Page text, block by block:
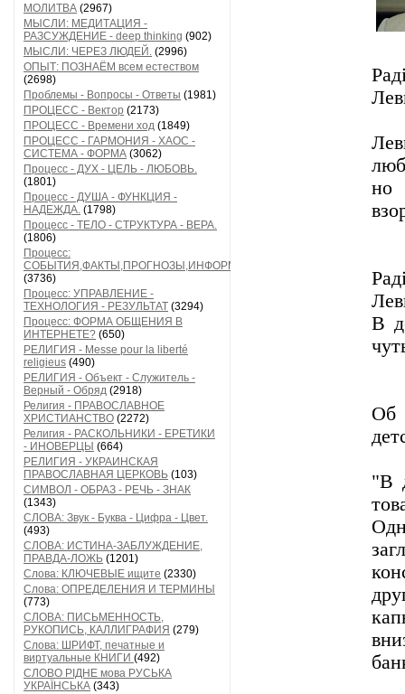
МОЛИТВА (2967)
МЫСЛИ: МЕДИТАЦИЯ -
РАЗСУЖДЕНИЕ - deep thinking (902)
МЫСЛИ: ЧЕРЕЗ ЛЮДЕЙ. (2996)
ОПЫТ: ПОЗНАЁМ всем естеством
(2698)
Проблемы - Вопросы - Ответы (1981)
ПРОЦЕСС - Вектор (2173)
ПРОЦЕСС - Времени ход (1849)
ПРОЦЕСС - ГАРМОНИЯ - ХАОС -
СИСТЕМА - ФОРМА (3062)
Процесс - ДУХ - ЦЕЛЬ - ЛЮБОВЬ.
(1801)
Процесс - ДУША - ФУНКЦИЯ -
НАДЕЖДА. (1798)
Процесс - ТЕЛО - СТРУКТУРА - ВЕРА.
(1806)
Процесс:
СОБЫТИЯ,ФАКТЫ,ПРОГНОЗЫ,ИНФОРМАЦИЯ
(3736)
Процесс: УПРАВЛЕНИЕ -
ТЕХНОЛОГИЯ - РЕЗУЛЬТАТ (3294)
Процесс: ФОРМА ОБЩЕНИЯ В
ИНТЕРНЕТЕ? (650)
РЕЛИГИЯ - Messe pour la liberté
religieus (490)
РЕЛИГИЯ - Объект - Служитель -
Верный - Обряд (2918)
Религия - ПРАВОСЛАВНОЕ
ХРИСТИАНСТВО (2272)
Религия - РАСКОЛЬНИКИ - ЕРЕТИКИ
- ИНОВЕРЦЫ (664)
РЕЛИГИЯ - УКРАИНСКАЯ
ПРАВОСЛАВНАЯ ЦЕРКОВЬ (103)
СИМВОЛ - ОБРАЗ - РЕЧЬ - ЗНАК
(1343)
СЛОВА: Звук - Буква - Цифра - Цвет.
(493)
СЛОВА: ИСТИНА-ЗАБЛУЖДЕНИЕ,
ПРАВДА-ЛОЖЬ (1201)
Слова: КЛЮЧЕВЫЕ ищите (2330)
Слова: ОПРЕДЕЛЕНИЯ И ТЕРМИНЫ
(773)
СЛОВА: ПИСЬМЕННОСТЬ,
РУКОПИСЬ, КАЛЛИГРАФИЯ (279)
Слова: ШРИФТ, печатные и
виртуальные КНИГИ (492)
СЛОВО РІДНЕ мова РУСЬКА
УКРАЇНСЬКА (343)
но
В
Об
"В